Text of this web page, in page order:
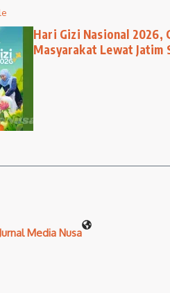
Hari Gizi Nasional 2026,
Masyarakat Lewat Jatim
Media Nusa